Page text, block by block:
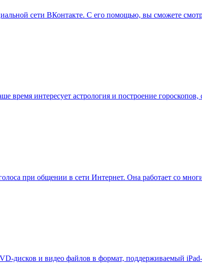
сети ВКонтакте. С его помощью, вы сможете
интересует астрология и построение гороскопов,
при общении в сети Интернет. Она работает со
дисков и видео файлов в формат, поддерживаемый